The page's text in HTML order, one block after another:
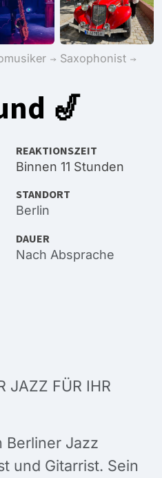
Saxophonist
🎷
REAKTIONSZEIT
Binnen 11 Stunden
STANDORT
Berlin
DAUER
Nach Absprache
JAZZ FÜR IHR
Berliner Jazz
und Gitarrist. Sein